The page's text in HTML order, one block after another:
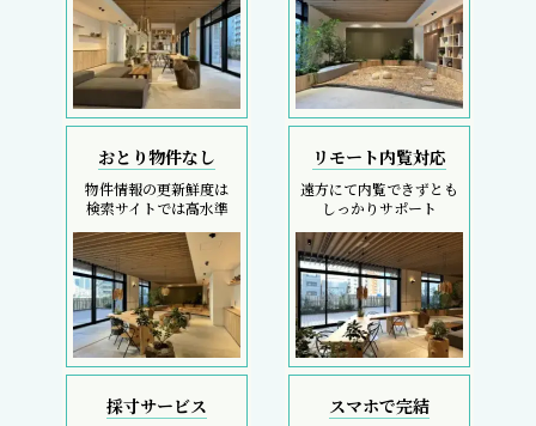
おとり物件なし
物件情報の更新鮮度は
検索サイトでは高水準
リモート内覧対応
遠方にて内覧できずとも
しっかりサポート
採寸サービス スマホで完結